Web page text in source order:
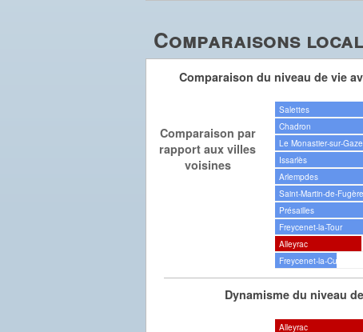
Comparaisons
Comparaison du niveau de vie
Comparaison par
rapport aux villes
voisines
Salettes
Chadron
Le Monastier-sur-
Issarlès
Arlempdes
Saint-Martin-de-
Présailles
Freycenet-la-Tour
Alleyrac
Freycenet-la-Cuche
Dynamisme du niveau
Alleyrac